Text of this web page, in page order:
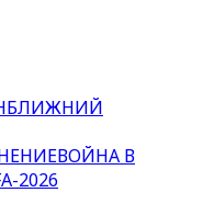
БЛИЖНИЙ
ВОЙНА В
2026